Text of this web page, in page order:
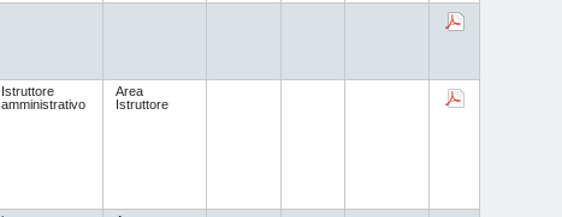
Istruttore
amministrativo
Area
Istruttore